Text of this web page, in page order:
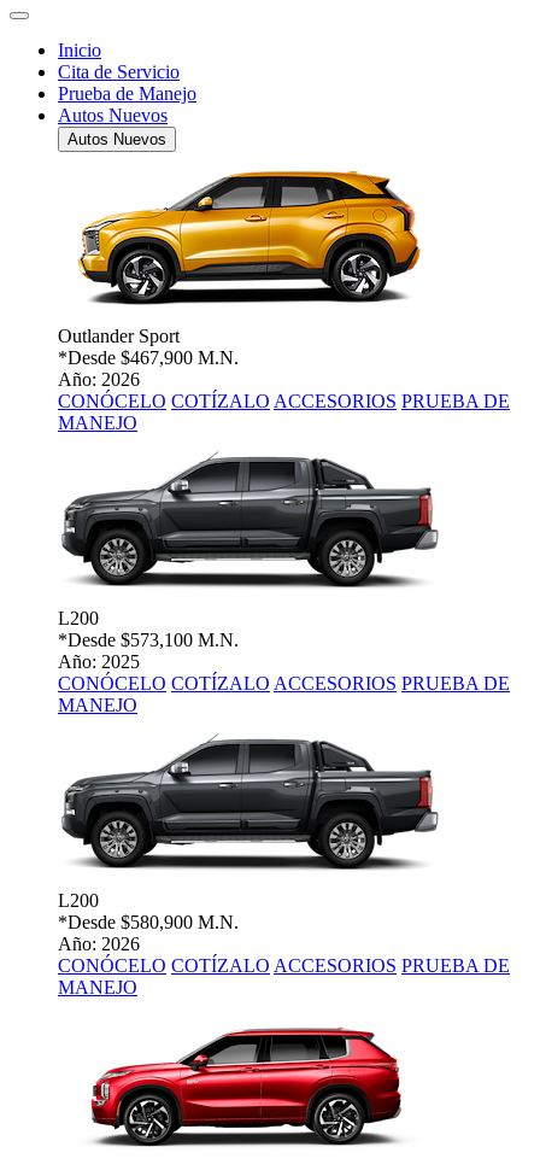
Inicio
Cita de Servicio
Prueba de Manejo
Autos Nuevos
Autos Nuevos
Outlander Sport
*Desde $467,900 M.N.
Año: 2026
CONÓCELO COTÍZALO ACCESORIOS PRUEBA DE
MANEJO
L200
*Desde $573,100 M.N.
Año: 2025
CONÓCELO COTÍZALO ACCESORIOS PRUEBA DE
MANEJO
L200
*Desde $580,900 M.N.
Año: 2026
CONÓCELO COTÍZALO ACCESORIOS PRUEBA DE
MANEJO